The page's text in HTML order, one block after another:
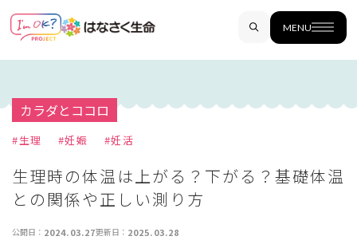
MENU
カラダとココロ
#生理 #妊娠 #妊活
生理時の体温は上がる？下がる？基礎体温
との関係や正しい測り方
公開日： 2024.03.27更新日： 2025.03.28